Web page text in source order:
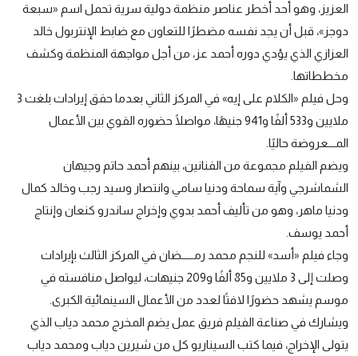
العزيز، وهو أحد أخطر عناصر منظمة دولية سرية تحمل اسم «سبعة
دوجز»، قبل أن يجد نفسه مضطرًا للتعاون مع ضابط الإنتربول خالد
العزازي الذي يؤدي دوره أحمد عز، من أجل مواجهة المنظمة وكشف
مخططاتها.
وحل فيلم «الكلام على إيه» في المركز الثاني بعدما حقق إيرادات بلغت 3
ملايين و533 ألفًا و941 جنيهًا، مواصلًا حضوره القوي بين الأعمال
المـــعروضة حاليًا.
ويضم الفيلم مجموعة من الفنانين، بينهم أحمد حاتم وجيهان
الشماشرجي وآية سماحة ودنيا سامي وانتصار وسيد رجب وخالد كمال
ودنيا ماهر، وهو من تأليف أحمد بدوي وإخراج ساندرو كنعان وإنتاج
أحمد يوسف.
وجاء فيلم «أسد» للنجم محمد رمـــــضان في المركز الثالث بإيرادات
وصلت إلى 3 ملايين و85 ألفًا و209 جنيهات، ليواصل منافسته في
موسم يشهد حضورًا لافتًا لعدد من الأعمال السينمائية الكبرى.
ويشارك في صناعة الفيلم فريق عمل يضم المخرج محمد دياب الذي
يتولى الإخراج، فيما كتب السيناريو كل من شيرين دياب ومحمد دياب